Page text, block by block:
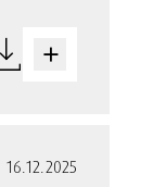
16.12.2025